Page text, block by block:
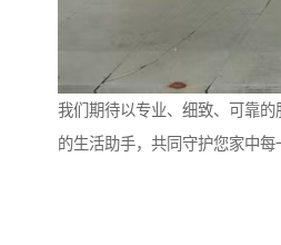
我们期待以专业、细致、可靠
的生活助手，共同守护您家中每